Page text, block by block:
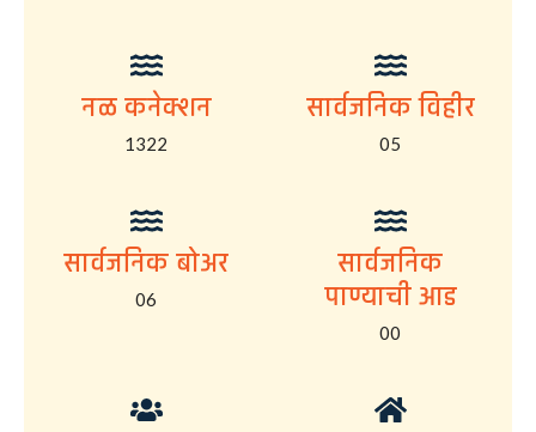
नळ कनेक्शन
1322
सार्वजनिक विहीर
05
सार्वजनिक बोअर
06
सार्वजनिक
पाण्याची आड
00